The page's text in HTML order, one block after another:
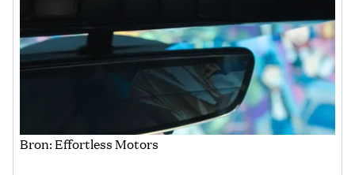
Bron: Effortless Motors